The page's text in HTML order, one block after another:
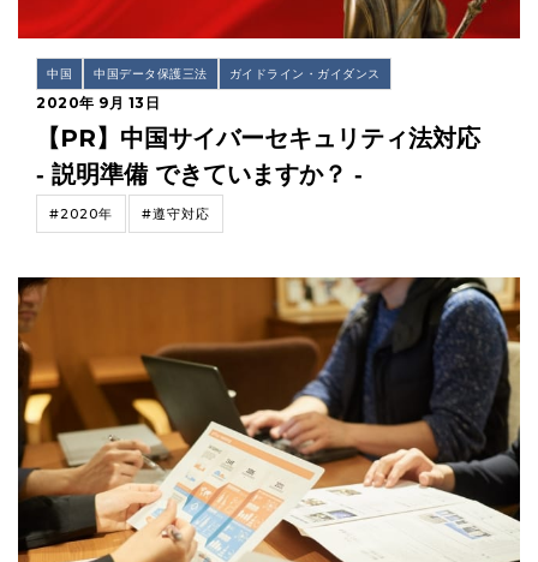
中国 中国データ保護三法 ガイドライン・ガイダンス
2020年 9月 13日
【PR】中国サイバーセキュリティ法対応
‐ 説明準備 できていますか？ ‐
#2020年 #遵守対応